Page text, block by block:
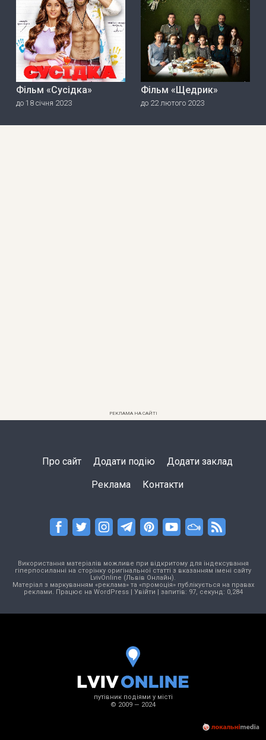
Фільм «Сусідка»
до 18 січня 2023
Фільм «Щедрик»
до 22 лютого 2023
РЕКЛАМА НА САЙТІ
Про сайт Додати подію Додати заклад
Реклама Контакти
Використання матеріалів можливе при відкритому для індексування
гіперпосиланні на сторінку оригінальної статті з вказанням імені сайту
LvivOnline (Львів Онлайн).
Матеріал з маркуванням «реклама» та «промоція» публікується на правах
реклами. Працює на WordPress| Увійти | запитів: 97, секунд: 0,284
путівник подіями у місті
© 2009 — 2024